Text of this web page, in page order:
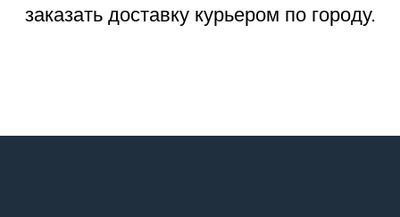
заказать доставку курьером по городу.